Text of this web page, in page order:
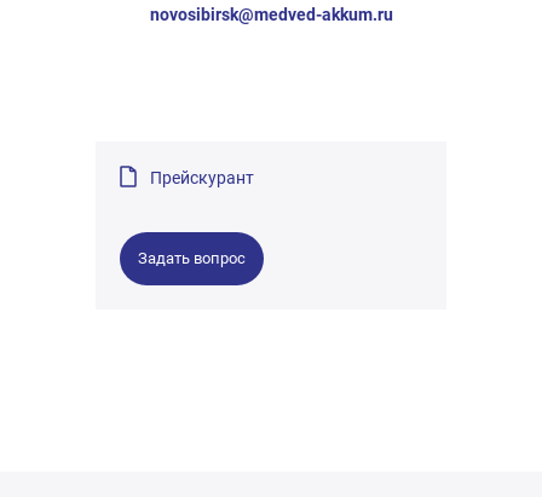
novosibirsk@medved-akkum.ru
Прейскурант
Задать вопрос